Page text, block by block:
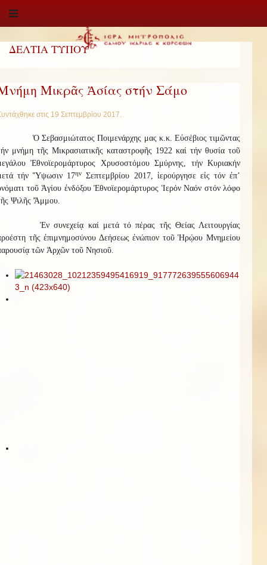
ΔΕΛΤΙΑ ΤΥΠΟΥ
Μικρᾶς Ἀσίας στήν Σάμο
στις 19 Σεπτεμβρίου 2017.
Ὁ Σεβασμιώτατος Ποιμενάρχης μας κ.κ. Εὐσέβιος τιμῶντας
μνήμη τῆς Μικρασιατικῆς καταστροφῆς 1922 καί τήν θυσία τοῦ
Ἐθνοϊερομάρτυρος Χρυσοστόμου Σμύρνης, τήν Κυριακήν
τήν Ὕψωσιν 17ην
Σεπτεμβρίου 2017, ἱερούργησε εἰς τόν ἐπ’
τοῦ Ἁγίου ἐνδόξου Ἐθνοϊερομάρτυρος Ἱερόν Ναόν στόν λόφο
Ψιλῆς Ἄμμου.
Ἐν συνεχείᾳ καί μετά τό πέρας τῆς Θείας Λειτουργίας
τῆς ἐπιμνημοσύνου Δεήσεως ἐνώπιον τοῦ Ἡρῴου Μνημείου
τῶν Ἀρχῶν τοῦ Νησιοῦ.